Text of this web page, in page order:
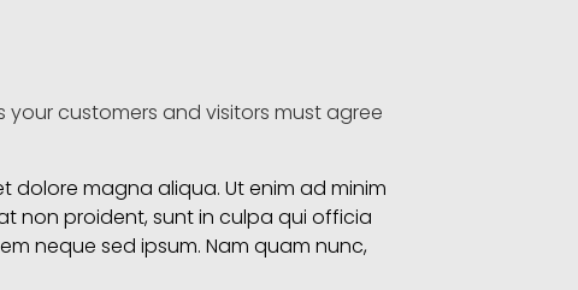
your customers and visitors must agree
dolore magna aliqua. Ut enim ad minim
non proident, sunt in culpa qui officia
neque sed ipsum. Nam quam nunc,